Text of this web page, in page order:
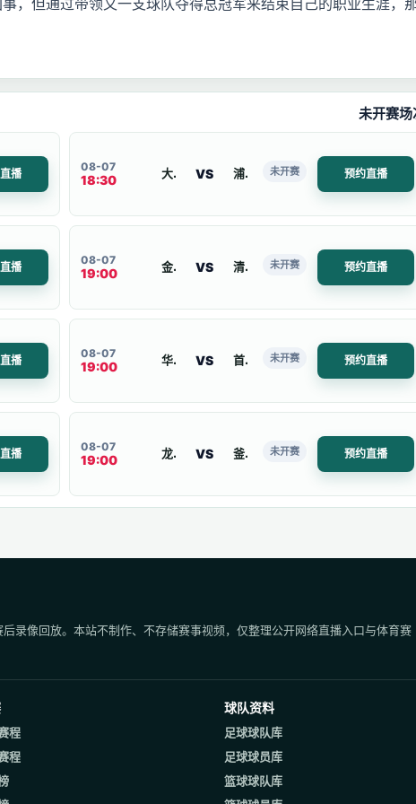
未开赛场
播
08-07
18:30 大阪钢巴 VS 浦和 未开赛 预约直播
播
08-07
19:00 金浦市民 VS 清州 未开赛 预约直播
播
08-07
19:00 华城 VS 首尔衣恋FC 未开赛 预约直播
播
08-07
19:00 龙仁市 VS 釜山偶像 未开赛 预约直播
录像回放。本站不制作、不存储赛事视频，仅整理公开网络直播入口与体育赛
程
程
球队资料
足球球队库
足球球员库
篮球球队库